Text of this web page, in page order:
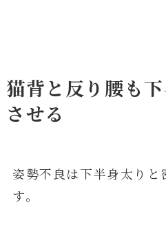
猫背と反り腰も
させる
姿勢不良は下半身太りと
す。